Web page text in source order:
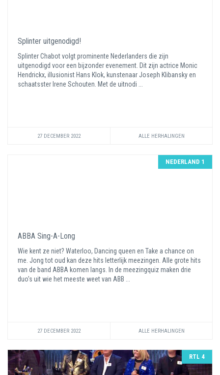
Splinter uitgenodigd!
Splinter Chabot volgt prominente Nederlanders die zijn
uitgenodigd voor een bijzonder evenement. Dit zijn actrice Monic
Hendrickx, illusionist Hans Klok, kunstenaar Joseph Klibansky en
schaatsster Irene Schouten. Met de uitnodi ...
27 DECEMBER 2022 ALLE HERHALINGEN
NEDERLAND 1
ABBA Sing-A-Long
Wie kent ze niet? Waterloo, Dancing queen en Take a chance on
me. Jong tot oud kan deze hits letterlijk meezingen. Alle grote hits
van de band ABBA komen langs. In de meezingquiz maken drie
duo's uit wie het meeste weet van ABB ...
27 DECEMBER 2022 ALLE HERHALINGEN
RTL 4